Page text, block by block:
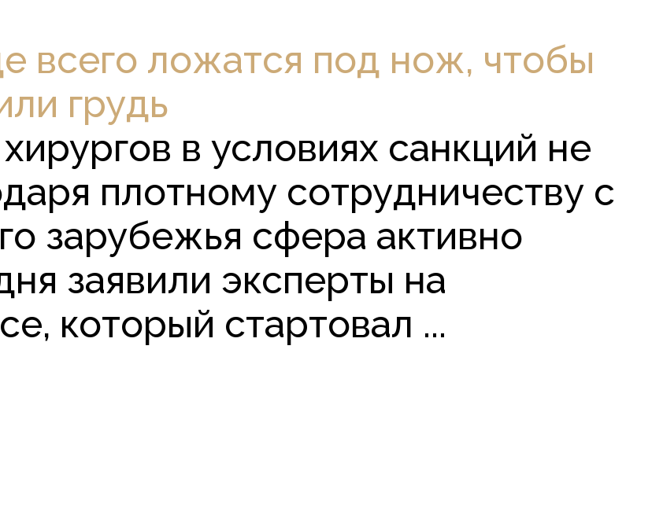
всего ложатся под нож, чтобы
грудь
в условиях санкций не
плотному сотрудничеству с
зарубежья сфера активно
заявили эксперты на
который стартовал ...